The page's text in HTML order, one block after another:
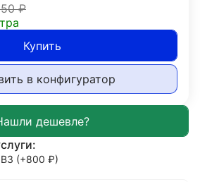
₽
Купить
в конфигуратор
(+800 ₽)